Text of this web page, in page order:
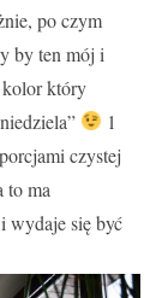
po czym
by ten mój i
kolor który
1
czystej
to ma
wydaje się być